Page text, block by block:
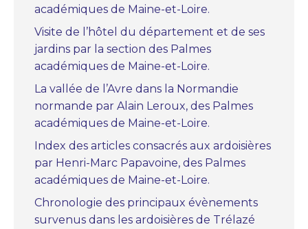
académiques de Maine-et-Loire.
Visite de l’hôtel du département et de ses
jardins par la section des Palmes
académiques de Maine-et-Loire.
La vallée de l’Avre dans la Normandie
normande par Alain Leroux, des Palmes
académiques de Maine-et-Loire.
Index des articles consacrés aux ardoisières
par Henri-Marc Papavoine, des Palmes
académiques de Maine-et-Loire.
Chronologie des principaux évènements
survenus dans les ardoisières de Trélazé